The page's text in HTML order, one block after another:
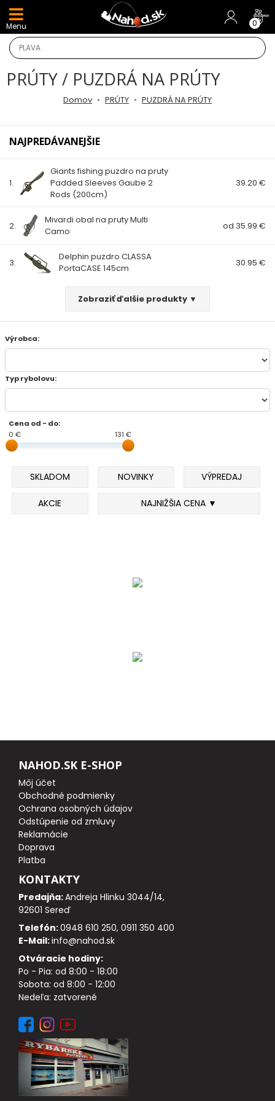
Menu 0
PRÚTY / PUZDRÁ NA PRÚTY
Domov PRÚTY PUZDRÁ NA PRÚTY
NAJPREDÁVANEJŠIE
1.
Giants fishing puzdro na pruty
Padded Sleeves Gaube 2
Rods (200cm)
39.20 €
2.
Mivardi obal na pruty Multi
Camo
od 35.99 €
3.
Delphin puzdro CLASSA
PortaCASE 145cm
30.95 €
Zobraziť ďalšie produkty ▼
Výrobca:
Typ rybolovu:
Cena od - do:
0 €
131 €
SKLADOM NOVINKY VÝPREDAJ
AKCIE NAJNIŽŠIA CENA ▼
NAHOD.SK E-SHOP
Môj účet
Obchodné podmienky
Ochrana osobných údajov
Odstúpenie od zmluvy
Reklamácie
Doprava
Platba
KONTAKTY
Predajňa:Andreja Hlinku 3044/14,
92601 Sereď
Telefón:0948 610 250, 0911 350 400
E-Mail:info@nahod.sk
Otváracie hodiny:
Po - Pia: od 8:00 - 18:00
Sobota: od 8:00 - 12:00
Nedeľa: zatvorené
DARČEKY A AKCIE
TOP AKCIE
Darčeky
AKCIA 1+1
PRÚTY
KAPROVÉ PRÚTY
FEEDER PRÚTY
BIČE A DELIČKY
DOPLNKY K PRÚTOM
BAITRUNNER
MULTIPLIKÁTORY
NÁHRADNÉ CIEVKY
DOPLNKY K NAVIJAKOM
BIŽUTÉRIA
VLASCE, ŠNÚRY, PLETENKY
HÁČIKY
OBRATLÍKY A KARABÍNKY
MONTÁŽE A KLIPY
hotové náväzce
HADIČKY, PREVLEKY, ROVNÁTKA